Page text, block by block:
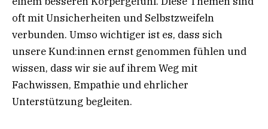
oft mit Unsicherheiten und Selbstzweifeln
verbunden. Umso wichtiger ist es, dass sich
unsere Kund:innen ernst genommen fühlen und
wissen, dass wir sie auf ihrem Weg mit
Fachwissen, Empathie und ehrlicher
Unterstützung begleiten.